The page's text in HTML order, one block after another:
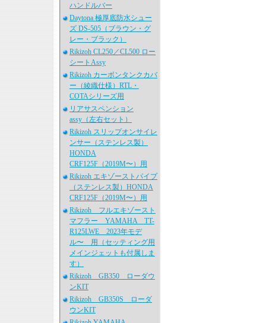
ハンドルバー
Daytona 極厚底防水シュー
ズ DS-505（ブラウン・グ
レー・ブラック）
Rikizoh CL250／CL500 ロー
シートAssy
Rikizoh カーボンタンクカバ
ー（綾織仕様）RTL・
COTAシリーズ用
リアサスペンション
assy（左右セット）
Rikizoh スリップオンサイレ
ンサー（ステンレス製）
HONDA
CRF125F（2019M〜）用
Rikizoh エキゾーストパイプ
（ステンレス製）HONDA
CRF125F（2019M〜）用
Rikizoh フルエキゾースト
マフラー YAMAHA TT-
R125LWE 2023年モデ
ル〜 用（セッティング用
メインジェットも付属しま
す）
Rikizoh GB350 ローダウ
ンKIT
Rikizoh GB350S ローダ
ウンKIT